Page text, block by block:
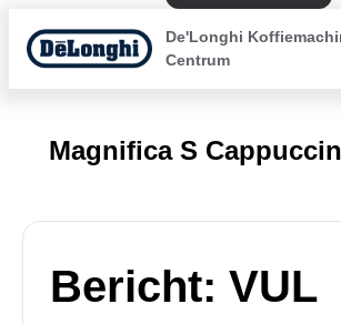
De'Longhi
Centrum
Magnifica S
Bericht: VUL